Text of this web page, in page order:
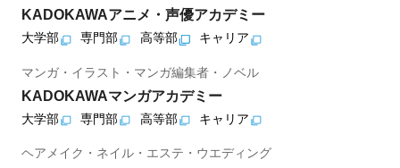
KADOKAWAアニメ・声優アカデミー
大学部 専門部 高等部 キャリア
マンガ・イラスト・マンガ編集者・ノベル
KADOKAWAマンガアカデミー
大学部 専門部 高等部 キャリア
ヘアメイク・ネイル・エステ・ウエディング